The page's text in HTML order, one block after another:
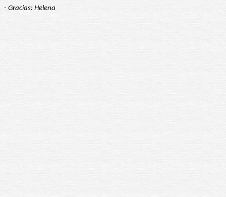
- Gracias: Helena